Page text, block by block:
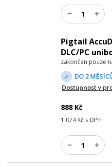
Pigtail
DLC/PC
zakončen pouze
DO 2
Dostupnost v
888 Kč
1 074Kč s DPH